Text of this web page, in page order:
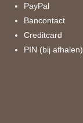
PayPal
Bancontact
Creditcard
PIN (bij afhalen)